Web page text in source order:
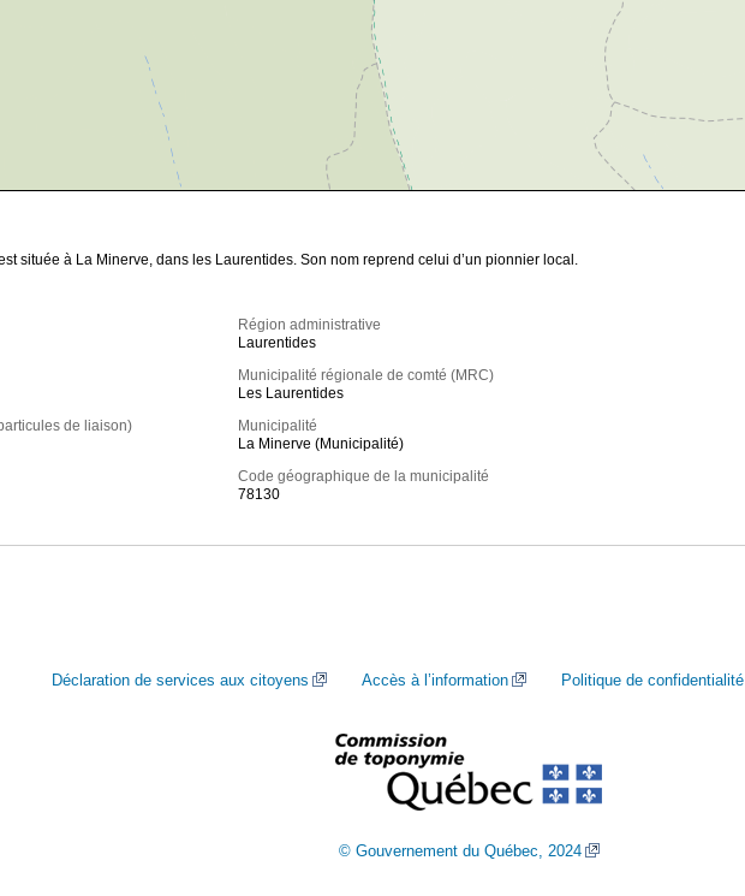
située à La Minerve, dans les Laurentides. Son nom reprend celui d’un pionnier local.
de liaison)
Région administrative
Laurentides
Municipalité régionale de comté (MRC)
Les Laurentides
Municipalité
La Minerve (Municipalité)
Code géographique de la municipalité
78130
Déclaration de services aux citoyens Accès à l’information Politique de confidentialité
© Gouvernement du Québec, 2024